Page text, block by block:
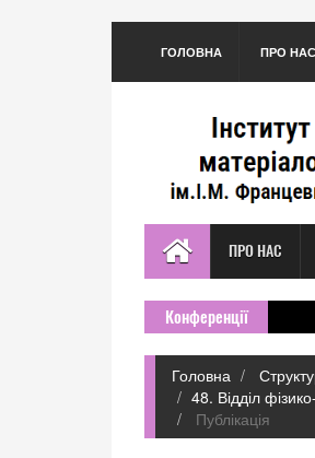
ГОЛОВНА ПРО НАС
ПРО НАС
Конференції
Головна
48. Відділ
Публікація